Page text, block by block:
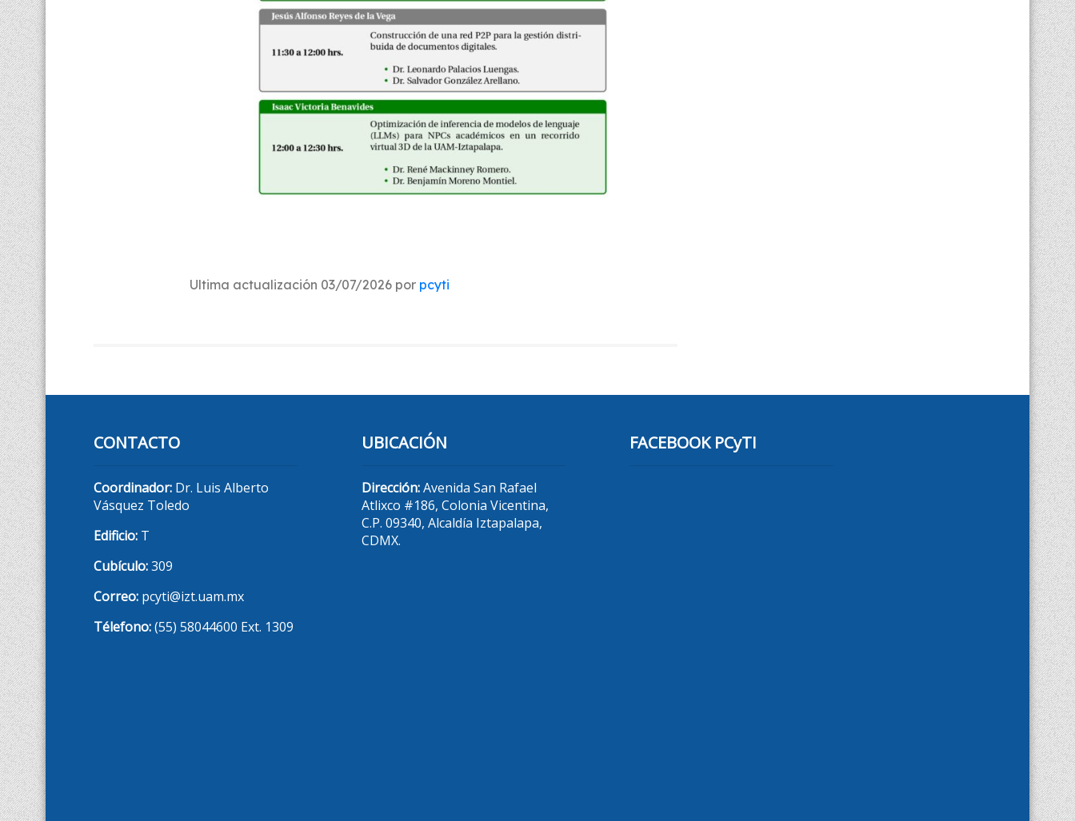
Ultima actualización 03/07/2026 por pcyti
CONTACTO
Coordinador: Dr. Luis Alberto
Vásquez Toledo
Edificio: T
Cubículo:309
Correo: pcyti@izt.uam.mx
Télefono:(55) 58044600 Ext. 1309
UBICACIÓN
Dirección:Avenida San Rafael
Atlixco #186, Colonia Vicentina,
C.P. 09340, Alcaldía Iztapalapa,
CDMX.
FACEBOOK PCyTI